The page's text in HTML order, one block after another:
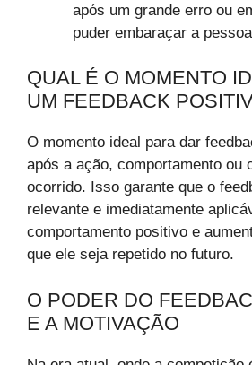
após um grande erro ou
puder embaraçar a
QUAL É O MOMENTO
UM FEEDBACK
O momento ideal para dar
após a ação, comportamento ou
ocorrido. Isso garante que o
relevante e imediatamente
comportamento positivo e
que ele seja repetido no futuro.
O PODER DO
E A MOTIVAÇÃO